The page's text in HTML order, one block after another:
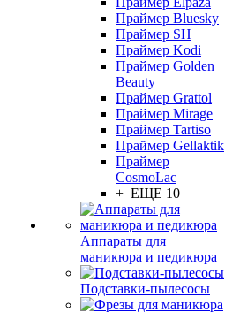
Праймер Bluesky
Праймер SH
Праймер Kodi
Праймер Golden
Beauty
Праймер Grattol
Праймер Mirage
Праймер Tartiso
Праймер Gellaktik
Праймер
CosmoLac
+ ЕЩЕ 10
Аппараты для
маникюра и педикюра
Подставки-пылесосы